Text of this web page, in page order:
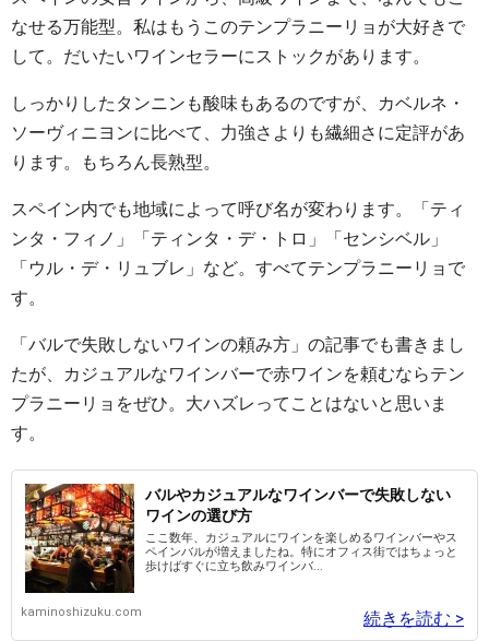
なせる万能型。私はもうこのテンプラニーリョが大好きで
して。だいたいワインセラーにストックがあります。
しっかりしたタンニンも酸味もあるのですが、カベルネ・
ソーヴィニヨンに比べて、力強さよりも繊細さに定評があ
ります。もちろん長熟型。
スペイン内でも地域によって呼び名が変わります。「ティ
ンタ・フィノ」「ティンタ・デ・トロ」「センシベル」
「ウル・デ・リュブレ」など。すべてテンプラニーリョで
す。
「バルで失敗しないワインの頼み方」の記事でも書きまし
たが、カジュアルなワインバーで赤ワインを頼むならテン
プラニーリョをぜひ。大ハズレってことはないと思いま
す。
バルやカジュアルなワインバーで失敗しない
ワインの選び方
ここ数年、カジュアルにワインを楽しめるワインバーやス
ペインバルが増えましたね。特にオフィス街ではちょっと
歩けばすぐに立ち飲みワインバ...
kaminoshizuku.com 続きを読む >